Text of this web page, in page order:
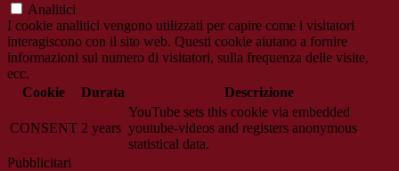
Analitici
I cookie analitici vengono utilizzati per capire come i visitatori
interagiscono con il sito web. Questi cookie aiutano a fornire
informazioni sul numero di visitatori, sulla frequenza delle visite,
ecc.
Cookie
Durata Descrizione
CONSENT 2 years
YouTube sets this cookie via embedded
youtube-videos and registers anonymous
statistical data.
Pubblicitari